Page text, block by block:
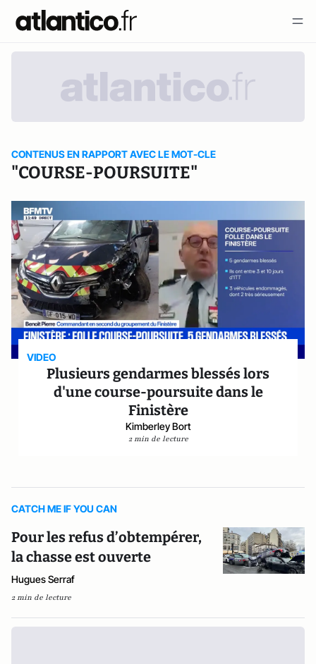
CONTENUS EN RAPPORT AVEC LE MOT-CLE
"COURSE-POURSUITE"
VIDEO
Plusieurs gendarmes blessés lors
d'une course-poursuite dans le
Finistère
Kimberley Bort
2 min de lecture
CATCH ME IF YOU CAN
Pour les refus d’obtempérer,
la chasse est ouverte
Hugues Serraf
2 min de lecture